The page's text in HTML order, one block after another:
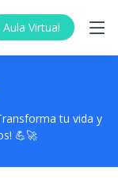
Aula Virtual
tu vida y
💪🚀